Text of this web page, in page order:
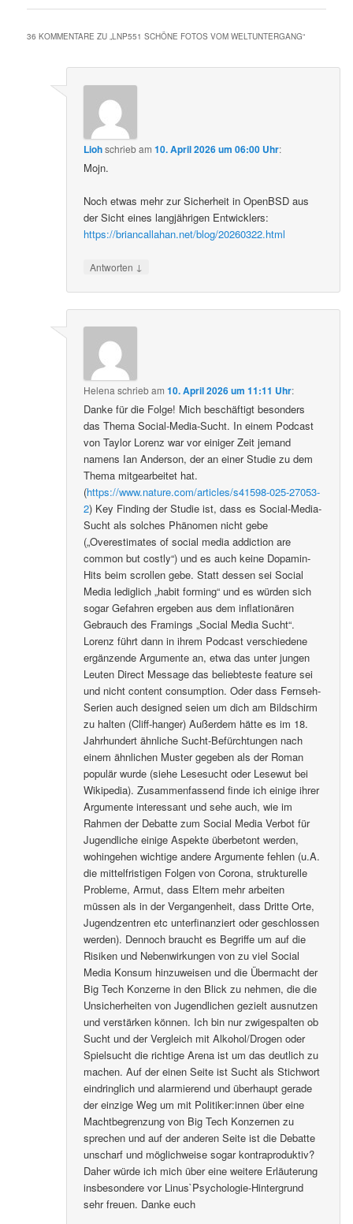
36 KOMMENTARE ZU „LNP551 SCHÖNE FOTOS VOM WELTUNTERGANG“
Liohschriebam10. April 2026 um 06:00 Uhr:
Mojn.
Noch etwas mehr zur Sicherheit in OpenBSD aus
der Sicht eines langjährigen Entwicklers:
https://briancallahan.net/blog/20260322.html
Antworten ↓
Helena schriebam10. April 2026 um 11:11 Uhr:
Danke für die Folge! Mich beschäftigt besonders
das Thema Social-Media-Sucht. In einem Podcast
von Taylor Lorenz war vor einiger Zeit jemand
namens Ian Anderson, der an einer Studie zu dem
Thema mitgearbeitet hat.
(https://www.nature.com/articles/s41598-025-27053-
2) Key Finding der Studie ist, dass es Social-Media-
Sucht als solches Phänomen nicht gebe
(„Overestimates of social media addiction are
common but costly“) und es auch keine Dopamin-
Hits beim scrollen gebe. Statt dessen sei Social
Media lediglich „habit forming“ und es würden sich
sogar Gefahren ergeben aus dem inflationären
Gebrauch des Framings „Social Media Sucht“.
Lorenz führt dann in ihrem Podcast verschiedene
ergänzende Argumente an, etwa das unter jungen
Leuten Direct Message das beliebteste feature sei
und nicht content consumption. Oder dass Fernseh-
Serien auch designed seien um dich am Bildschirm
zu halten (Cliff-hanger) Außerdem hätte es im 18.
Jahrhundert ähnliche Sucht-Befürchtungen nach
einem ähnlichen Muster gegeben als der Roman
populär wurde (siehe Lesesucht oder Lesewut bei
Wikipedia). Zusammenfassend finde ich einige ihrer
Argumente interessant und sehe auch, wie im
Rahmen der Debatte zum Social Media Verbot für
Jugendliche einige Aspekte überbetont werden,
wohingehen wichtige andere Argumente fehlen (u.A.
die mittelfristigen Folgen von Corona, strukturelle
Probleme, Armut, dass Eltern mehr arbeiten
müssen als in der Vergangenheit, dass Dritte Orte,
Jugendzentren etc unterfinanziert oder geschlossen
werden). Dennoch braucht es Begriffe um auf die
Risiken und Nebenwirkungen von zu viel Social
Media Konsum hinzuweisen und die Übermacht der
Big Tech Konzerne in den Blick zu nehmen, die die
Unsicherheiten von Jugendlichen gezielt ausnutzen
und verstärken können. Ich bin nur zwigespalten ob
Sucht und der Vergleich mit Alkohol/Drogen oder
Spielsucht die richtige Arena ist um das deutlich zu
machen. Auf der einen Seite ist Sucht als Stichwort
eindringlich und alarmierend und überhaupt gerade
der einzige Weg um mit Politiker:innen über eine
Machtbegrenzung von Big Tech Konzernen zu
sprechen und auf der anderen Seite ist die Debatte
unscharf und möglichweise sogar kontraproduktiv?
Daher würde ich mich über eine weitere Erläuterung
insbesondere vor Linus`Psychologie-Hintergrund
sehr freuen. Danke euch